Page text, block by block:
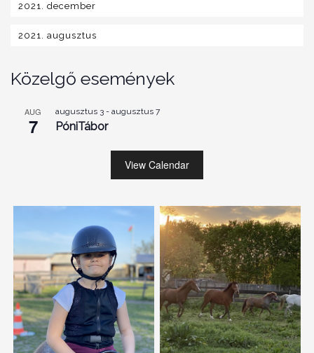
2021. december
2021. augusztus
Közelgő események
AUG
7
augusztus 3 - augusztus 7
PóniTábor
View Calendar